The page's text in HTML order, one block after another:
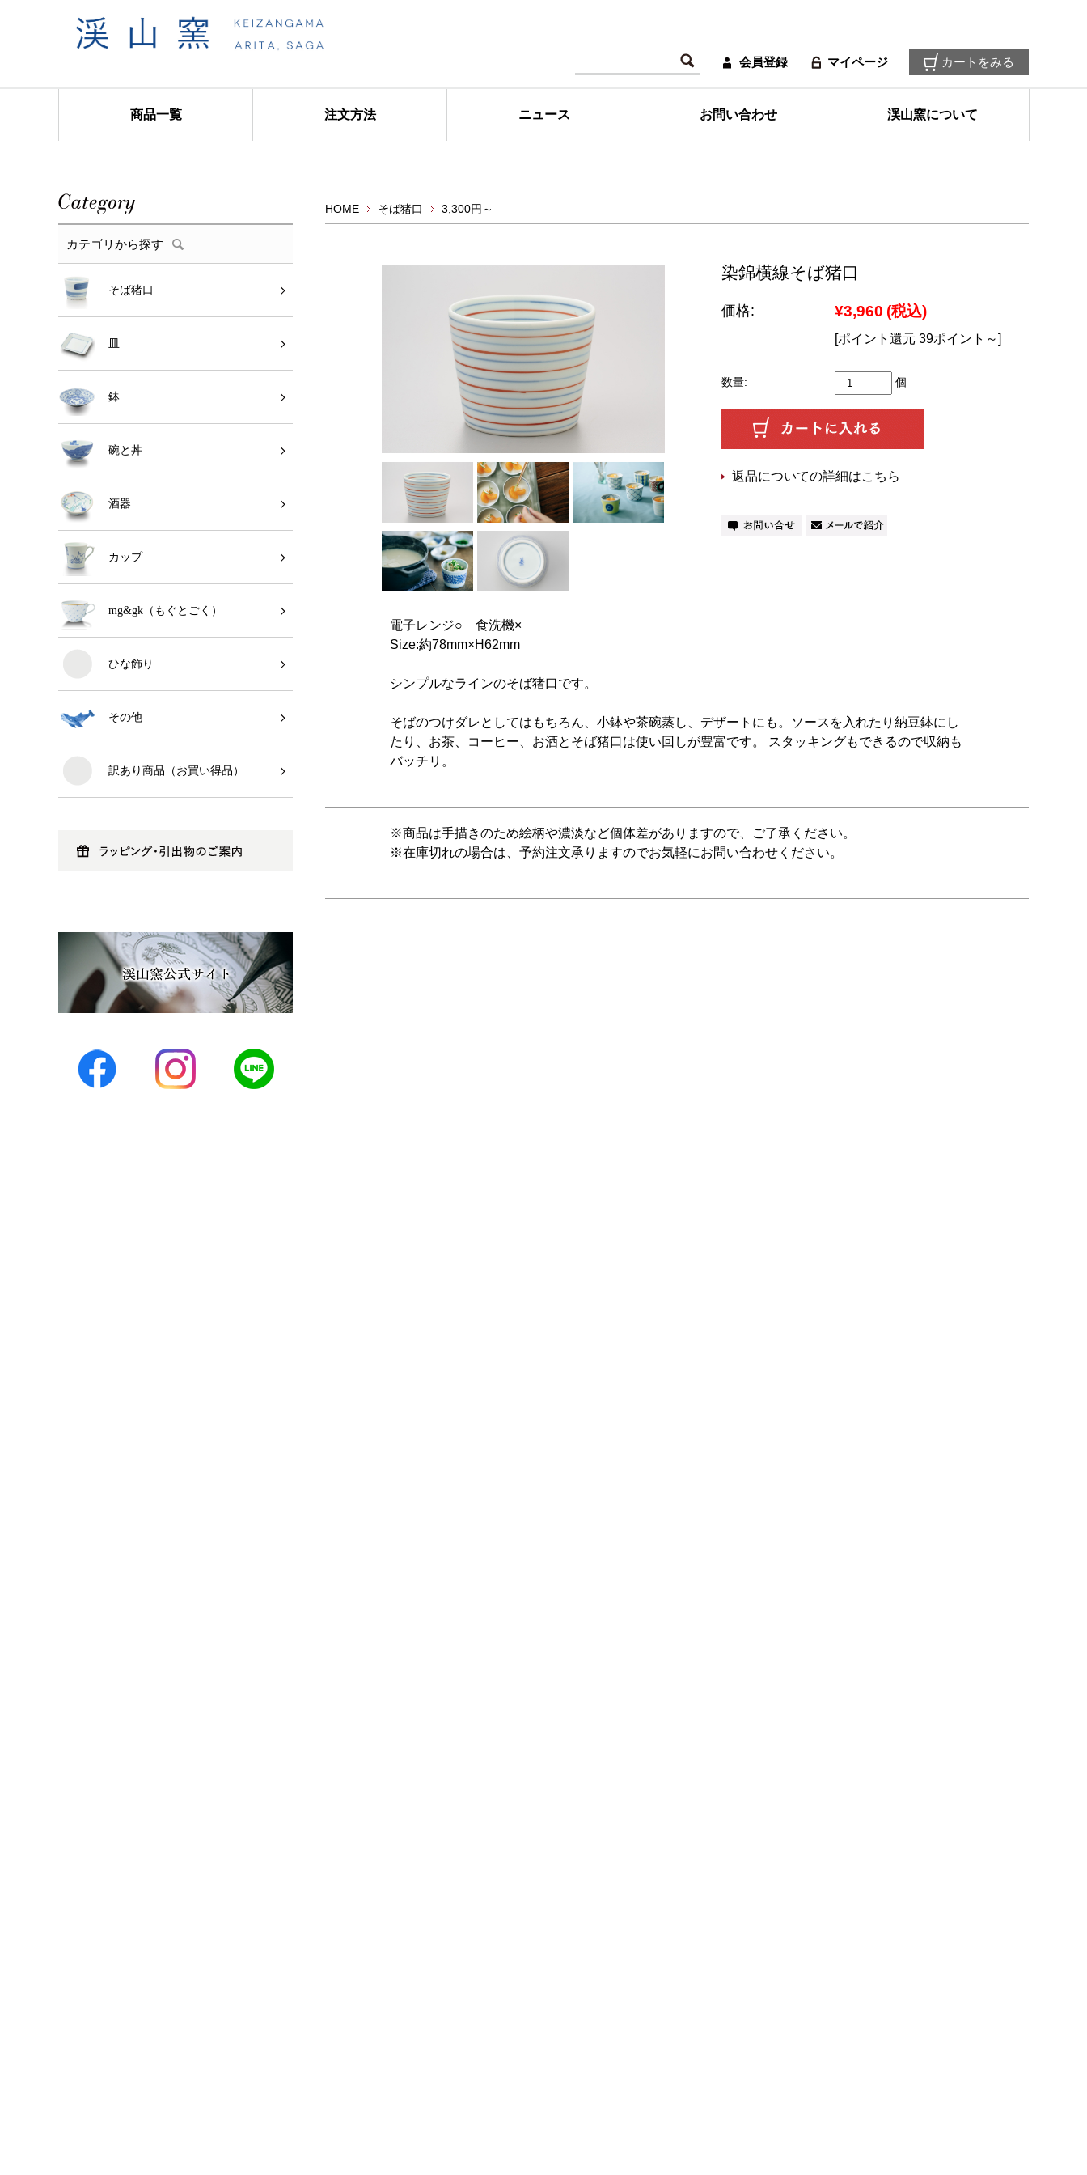
会員登録 マイページ カートをみる
商品一覧 注文方法 ニュース お問い合わせ 渓山窯について
HOME そば猪口 3,300円～
染錦横線そば猪口
価格: ¥3,960 (税込)
[ポイント還元 39ポイント～]
数量: 個
返品についての詳細はこちら
電子レンジ○ 食洗機×
Size:約78mm×H62mm
シンプルなラインのそば猪口です。
そばのつけダレとしてはもちろん、小鉢や茶碗蒸し、デザートにも。ソースを入れたり納豆鉢にし
たり、お茶、コーヒー、お酒とそば猪口は使い回しが豊富です。 スタッキングもできるので収納も
バッチリ。
※商品は手描きのため絵柄や濃淡など個体差がありますので、ご了承ください。
※在庫切れの場合は、予約注文承りますのでお気軽にお問い合わせください。
カテゴリから探す
そば猪口
鉢
碗と丼
酒器
カップ
mg&gk（もぐとごく）
ひな飾り
その他
訳あり商品（お買い得品）